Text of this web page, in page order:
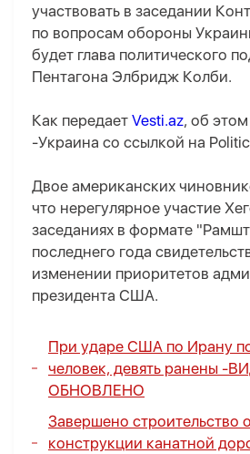
участвовать в заседании
по вопросам обороны
будет глава политического
Пентагона Элбридж Колби.
Как передает Vesti.az, об
-Украина со ссылкой на
Двое американских
что нерегулярное участие
заседаниях в формате
последнего года
изменении приоритетов
президента США.
При ударе США по Ирану
человек, девять ранены -
ОБНОВЛЕНО
Завершено строительство
конструкции канатной